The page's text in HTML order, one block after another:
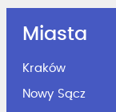
Miasta
Kraków
Nowy Sącz